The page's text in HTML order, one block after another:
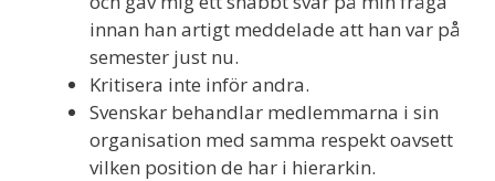
innan han artigt meddelade att han var på
semester just nu.
Kritisera inte inför andra.
Svenskar behandlar medlemmarna i sin
organisation med samma respekt oavsett
vilken position de har i hierarkin.